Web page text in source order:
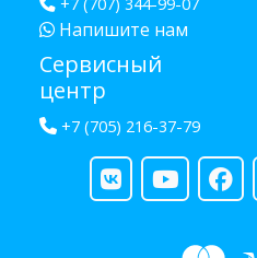
Напишите нам
Сервисный
центр
+7 (705) 216-37-79